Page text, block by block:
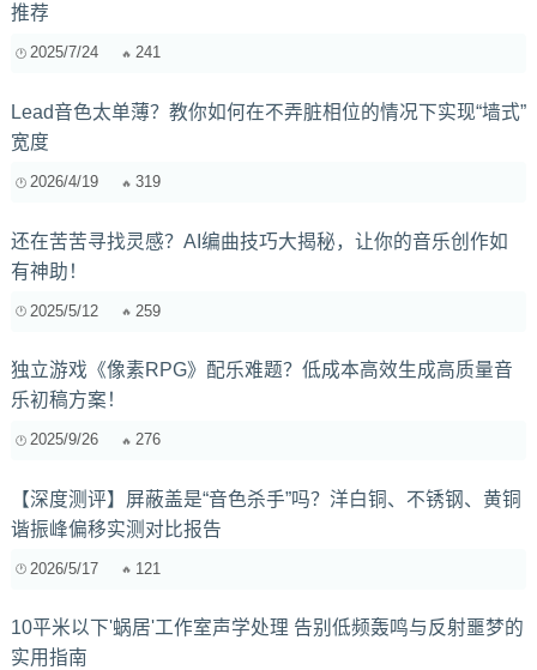
推荐
2025/7/24 241
Lead音色太单薄？教你如何在不弄脏相位的情况下实现“墙式”
宽度
2026/4/19 319
还在苦苦寻找灵感？AI编曲技巧大揭秘，让你的音乐创作如
有神助！
2025/5/12 259
独立游戏《像素RPG》配乐难题？低成本高效生成高质量音
乐初稿方案！
2025/9/26 276
【深度测评】屏蔽盖是“音色杀手”吗？洋白铜、不锈钢、黄铜
谐振峰偏移实测对比报告
2026/5/17 121
10平米以下'蜗居'工作室声学处理 告别低频轰鸣与反射噩梦的
实用指南